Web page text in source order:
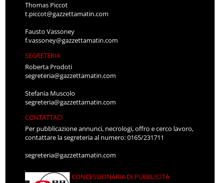
Thomas Piccot
t.piccot@gazzettamatin.com
Fausto Vassoney
f.vassoney@gazzettamatin.com
SEGRETERIA
Roberta Prodoti
segreteria@gazzettamatin.com
Stefania Muscolo
segreteria@gazzettamatin.com
CONTATTACI
Per pubblicazione annunci, necrologi, offro e cerco lavoro,
contattare la segreteria al numero: 0165/231711
segreteria@gazzettamatin.com
CONCESSIONARIA DI PUBBLICITÀ